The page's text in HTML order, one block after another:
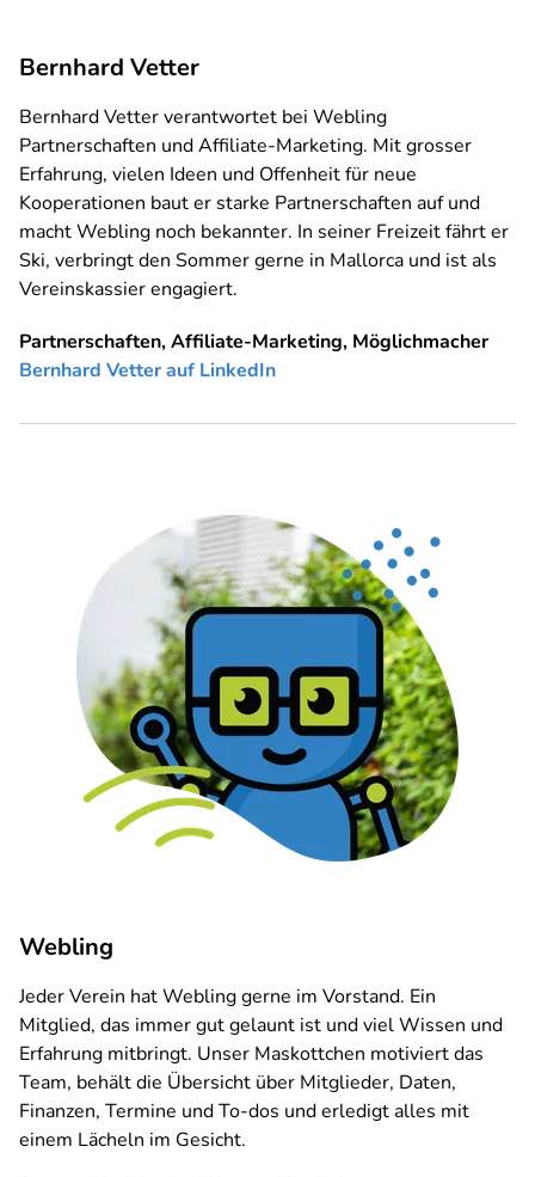
Bernhard Vetter
Bernhard Vetter verantwortet bei Webling
Partnerschaften und Affiliate-Marketing. Mit grosser
Erfahrung, vielen Ideen und Offenheit für neue
Kooperationen baut er starke Partnerschaften auf und
macht Webling noch bekannter. In seiner Freizeit fährt er
Ski, verbringt den Sommer gerne in Mallorca und ist als
Vereinskassier engagiert.
Partnerschaften, Affiliate-Marketing, Möglichmacher
Bernhard Vetter auf LinkedIn
Webling
Jeder Verein hat Webling gerne im Vorstand. Ein
Mitglied, das immer gut gelaunt ist und viel Wissen und
Erfahrung mitbringt. Unser Maskottchen motiviert das
Team, behält die Übersicht über Mitglieder, Daten,
Finanzen, Termine und To-dos und erledigt alles mit
einem Lächeln im Gesicht.